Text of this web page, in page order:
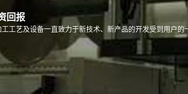
回报
工艺及设备一直致力于新技术、新产品的开发受到用户的